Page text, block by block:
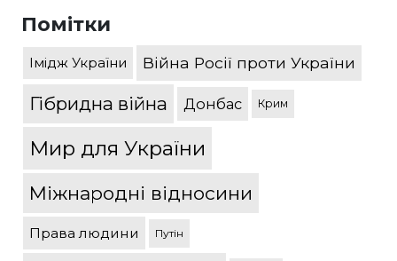
Помітки
Імідж України Війна Росії проти України
Гібридна війна Донбас Крим
Мир для України
Міжнародні відносини
Права людини Путін